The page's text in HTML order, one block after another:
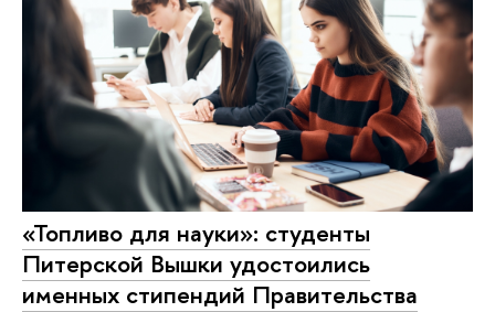
«Топливо для науки»: студенты
Питерской Вышки удостоились
именных стипендий Правительства